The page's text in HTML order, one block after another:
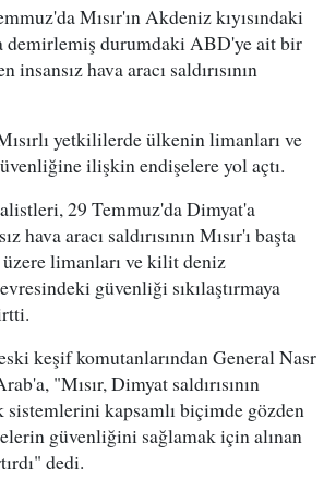
Mısır'ın Akdeniz kıyısındaki
demirlemiş durumdaki ABD'ye ait bir
insansız hava aracı saldırısının
yetkililerde ülkenin limanları ve
ilişkin endişelere yol açtı.
29 Temmuz'da Dimyat'a
hava aracı saldırısının Mısır'ı başta
limanları ve kilit deniz
güvenliği sıkılaştırmaya
keşif komutanlarından General Nasr
"Mısır, Dimyat saldırısının
sistemlerini kapsamlı biçimde gözden
güvenliğini sağlamak için alınan
dedi.